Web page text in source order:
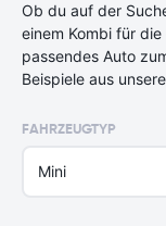
Ob du auf der
einem Kombi für
passendes Auto
Beispiele aus
FAHRZEUGTYP
Mini